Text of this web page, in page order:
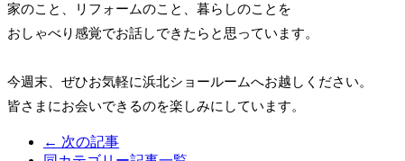
家のこと、リフォームのこと、暮らしのことを
おしゃべり感覚でお話しできたらと思っています。
今週末、ぜひお気軽に浜北ショールームへお越しください。
皆さまにお会いできるのを楽しみにしています。
← 次の記事